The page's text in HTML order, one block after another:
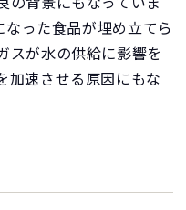
なった食品が埋め立てら
スが水の供給に影響を
加速させる原因にもな